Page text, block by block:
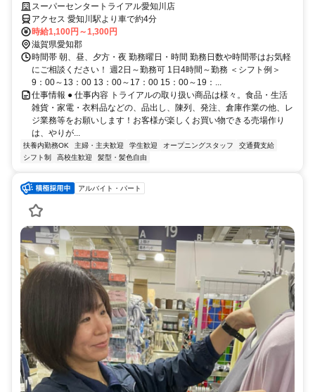
麗！短時間◎未経験OK！
スーパーセンタートライアル愛知川店
アクセス 愛知川駅より車で約4分
時給1,100円～1,300円
滋賀県愛知郡
時間帯 朝、昼、夕方・夜 勤務曜日・時間 勤務日数や時間帯はお気軽
にご相談ください！ 週2日～勤務可 1日4時間～勤務 ＜シフト例＞
9：00～13：00 13：00～17：00 15：00～19：...
仕事情報 ● 仕事内容 トライアルの取り扱い商品は様々。食品・生活
雑貨・家電・衣料品などの、品出し、陳列、発注、倉庫作業の他、レ
ジ業務等をお願いします！お客様が楽しくお買い物できる売場作り
は、やりが...
扶養内勤務OK 主婦・主夫歓迎 学生歓迎 オープニングスタッフ
交通費支給
シフト制
高校生歓迎 髪型・髪色自由
アルバイト・パート